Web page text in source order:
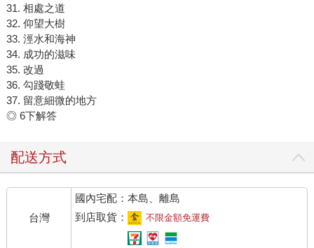
31. 相處之道
32. 仰望大樹
33. 涇水和海神
34. 成功的滋味
35. 改過
36. 勾踐敬蛙
37. 留意細微的地方
◎ 6下解答
配送方式
台灣
國內宅配：本島、離島
到店取貨：
不限金額免運費